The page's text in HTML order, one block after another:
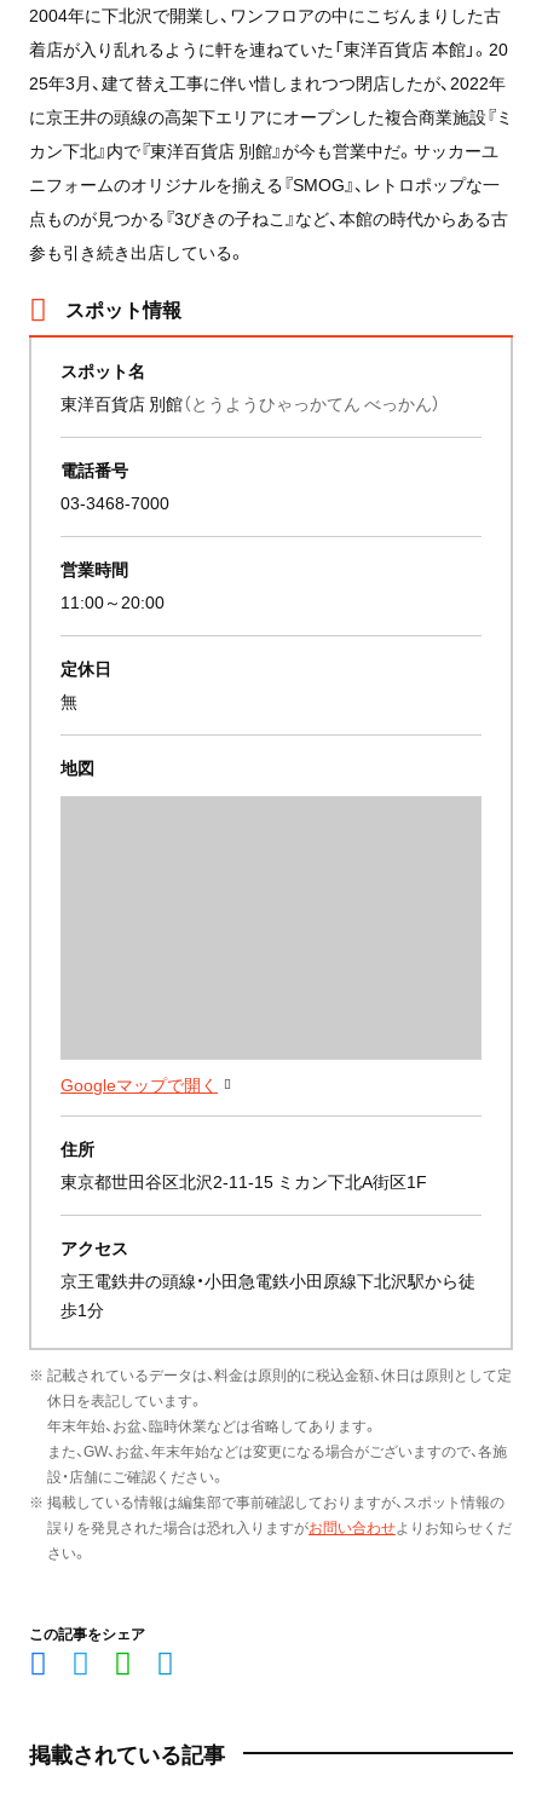
2004年に下北沢で開業し、ワンフロアの中にこぢんまりした古
着店が入り乱れるように軒を連ねていた「東洋百貨店 本館」。20
25年3月、建て替え工事に伴い惜しまれつつ閉店したが、2022年
に京王井の頭線の高架下エリアにオープンした複合商業施設『ミ
カン下北』内で『東洋百貨店 別館』が今も営業中だ。サッカーユ
ニフォームのオリジナルを揃える『SMOG』、レトロポップな一
点ものが見つかる『3びきの子ねこ』など、本館の時代からある古
参も引き続き出店している。
スポット情報
スポット名
東洋百貨店 別館（とうようひゃっかてん べっかん）
電話番号
03-3468-7000
営業時間
11:00～20:00
定休日
無
地図
Googleマップで開く
住所
東京都世田谷区北沢2-11-15 ミカン下北A街区1F
アクセス
京王電鉄井の頭線・小田急電鉄小田原線下北沢駅から徒
歩1分
※ 記載されているデータは、料金は原則的に税込金額、休日は原則として定
休日を表記しています。
年末年始、お盆、臨時休業などは省略してあります。
また、GW、お盆、年末年始などは変更になる場合がございますので、各施
設・店舗にご確認ください。
※ 掲載している情報は編集部で事前確認しておりますが、スポット情報の
誤りを発見された場合は恐れ入りますがお問い合わせよりお知らせくだ
さい。
この記事をシェア
掲載されている記事